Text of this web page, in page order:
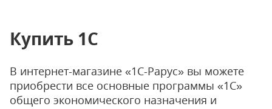
Купить 1С
В интернет-магазине «1С-Рарус» вы можете
приобрести все основные программы «1С»
общего экономического назначения и